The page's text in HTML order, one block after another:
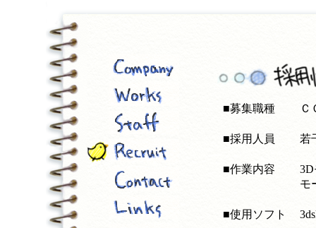
■募集職種 Ｃ
■採用人員 若
■作業内容
モ
■使用ソフト